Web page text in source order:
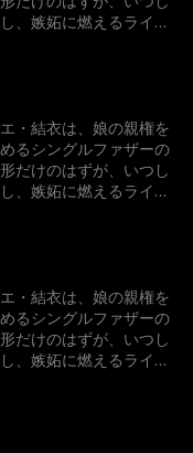
嫉妬に燃えるライバ
・結衣は、娘の親権を
るシングルファザーの
だけのはずが、いつし
嫉妬に燃えるライバ
・結衣は、娘の親権を
るシングルファザーの
だけのはずが、いつし
嫉妬に燃えるライバ